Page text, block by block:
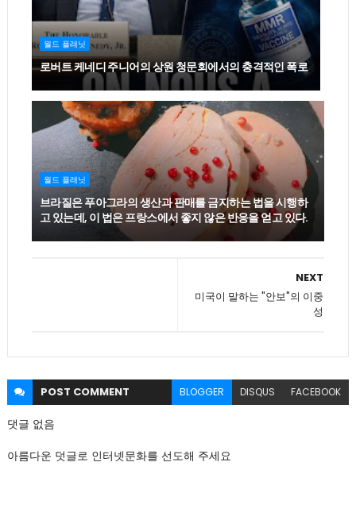
월드 플래닛
로버트 케네디 주니어의 상원 청문회에서의 충격적인 폭로
월드 플래닛
브라질은 푸아그라의 생산과 판매를 금지하는 법을 시행하
고 있는데, 이 법은 프랑스에서 좋지 않은 반응을 얻고 있다.
NEXT
미국이 말하는 "안보"의 이중
성
POST COMMENT BLOGGER DISQUS FACEBOOK
댓글 없음
아름다운 덧글로 인터넷문화를 선도해 주세요